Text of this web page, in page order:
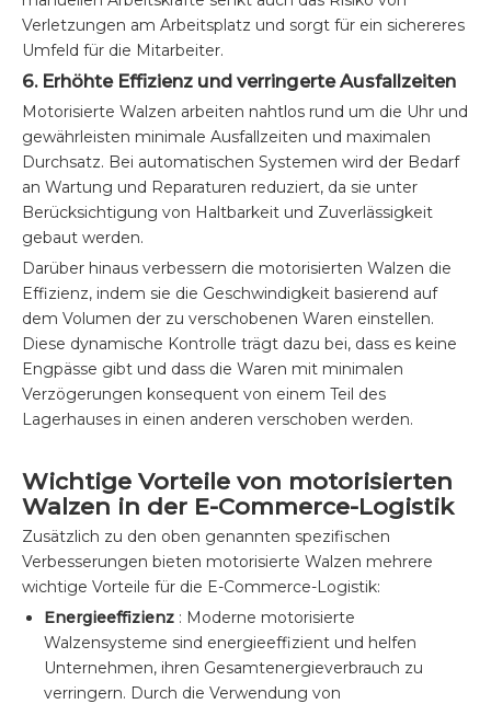
Verletzungen am Arbeitsplatz und sorgt für ein sichereres
Umfeld für die Mitarbeiter.
6. Erhöhte Effizienz und verringerte Ausfallzeiten
Motorisierte Walzen arbeiten nahtlos rund um die Uhr und
gewährleisten minimale Ausfallzeiten und maximalen
Durchsatz. Bei automatischen Systemen wird der Bedarf
an Wartung und Reparaturen reduziert, da sie unter
Berücksichtigung von Haltbarkeit und Zuverlässigkeit
gebaut werden.
Darüber hinaus verbessern die motorisierten Walzen die
Effizienz, indem sie die Geschwindigkeit basierend auf
dem Volumen der zu verschobenen Waren einstellen.
Diese dynamische Kontrolle trägt dazu bei, dass es keine
Engpässe gibt und dass die Waren mit minimalen
Verzögerungen konsequent von einem Teil des
Lagerhauses in einen anderen verschoben werden.
Wichtige Vorteile von motorisierten
Walzen in der E-Commerce-Logistik
Zusätzlich zu den oben genannten spezifischen
Verbesserungen bieten motorisierte Walzen mehrere
wichtige Vorteile für die E-Commerce-Logistik:
Energieeffizienz : Moderne motorisierte
Walzensysteme sind energieeffizient und helfen
Unternehmen, ihren Gesamtenergieverbrauch zu
verringern. Durch die Verwendung von